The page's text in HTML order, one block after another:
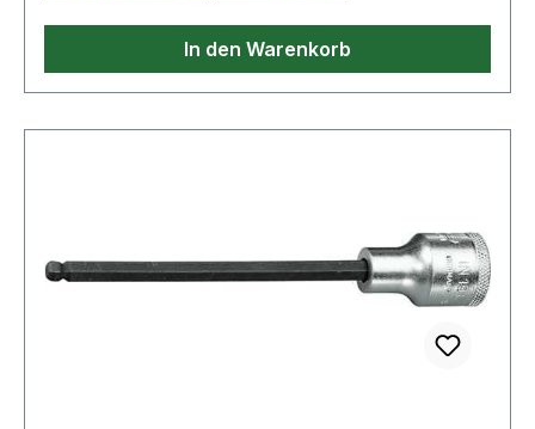
In den Warenkorb